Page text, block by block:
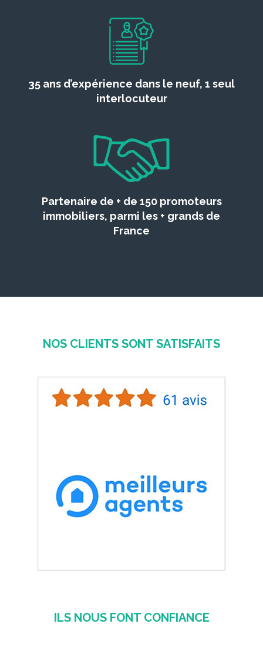
35 ans d’expérience dans le neuf, 1 seul
interlocuteur
Partenaire de + de 150 promoteurs
immobiliers, parmi les + grands de
France
NOS CLIENTS SONT SATISFAITS
ILS NOUS FONT CONFIANCE